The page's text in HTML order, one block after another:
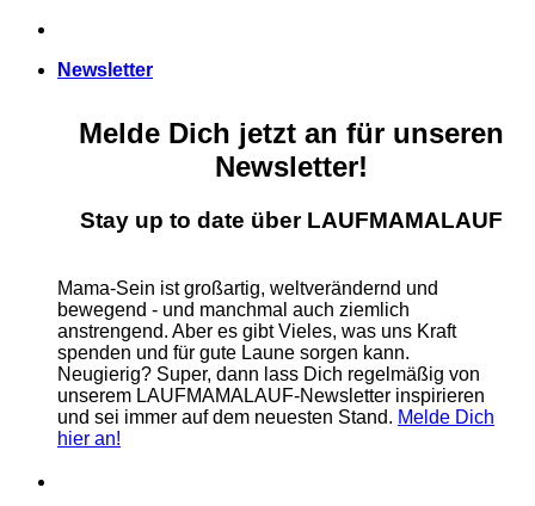
Zum
springenNewsletter
Melde Dich jetzt an für unseren
Newsletter!
Stay up to date über LAUFMAMALAUF
Mama-Sein ist großartig, weltverändernd und
bewegend - und manchmal auch ziemlich
anstrengend. Aber es gibt Vieles, was uns Kraft
spenden und für gute Laune sorgen kann.
Neugierig? Super, dann lass Dich regelmäßig von
unserem LAUFMAMALAUF-Newsletter inspirieren
und sei immer auf dem neuesten Stand. Melde Dich
hier an!